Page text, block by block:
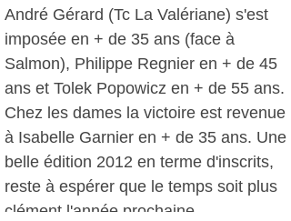
André Gérard (Tc La Valériane) s'est
imposée en + de 35 ans (face à
Salmon), Philippe Regnier en + de 45
ans et Tolek Popowicz en + de 55 ans.
Chez les dames la victoire est revenue
à Isabelle Garnier en + de 35 ans. Une
belle édition 2012 en terme d'inscrits,
reste à espérer que le temps soit plus
clément l'année prochaine.